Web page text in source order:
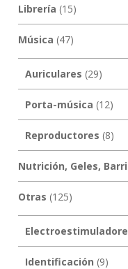
Librería (15)
Música (47)
Auriculares (29)
Porta-música (12)
Reproductores (8)
Nutrición, Geles,
Otras (125)
Identificación (9)